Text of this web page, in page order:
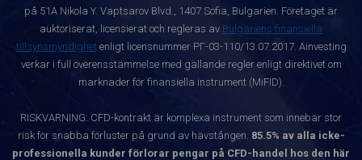
på 51A Nikola Y. Vaptsarov Blvd., 1407 Sofia, Bulgarien. Företaget är
auktoriserat, licensierat och regleras av Bulgariens finansiella
tillsynsmyndighetenligt licensnummer РГ-03-110/13.07.2017. Ainvesting
verkar i full överensstämmelse med gällande regler enligt direktivet om
marknader för finansiella instrument (MiFID).
RISKVARNING: CFD-kontrakt är komplexa instrument som innebär stor
risk för snabba förluster på grund av hävstången. 85.5% av alla icke-
professionella kunder förlorar pengar på CFD-handel hos den här